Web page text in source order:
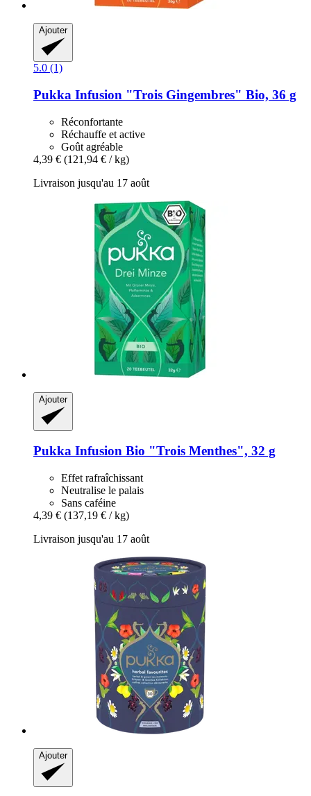
Ajouter
5.0 (1)
Pukka Infusion "Trois Gingembres" Bio, 36 g
Réconfortante
Réchauffe et active
Goût agréable
4,39 € (121,94 € / kg)
Livraison jusqu'au 17 août
Ajouter
Pukka Infusion Bio "Trois Menthes", 32 g
Effet rafraîchissant
Neutralise le palais
Sans caféine
4,39 € (137,19 € / kg)
Livraison jusqu'au 17 août
Ajouter